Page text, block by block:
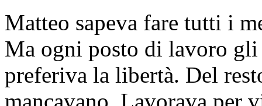
Matteo sapeva fare tutti i
Ma ogni posto di lavoro gli
preferiva la libertà. Del
mancavano. Lavorava per